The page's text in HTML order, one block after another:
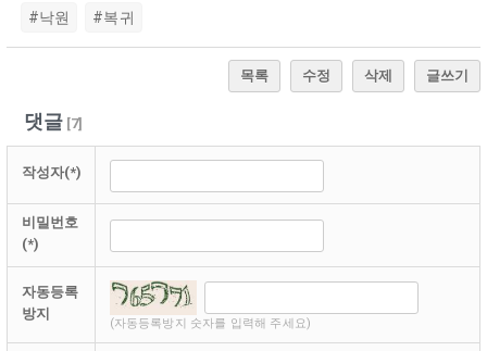
#낙원 #복귀
목록 수정 삭제 글쓰기
댓글[7]
작성자(*)
비밀번호
(*)
자동등록
방지
(자동등록방지 숫자를 입력해 주세요)